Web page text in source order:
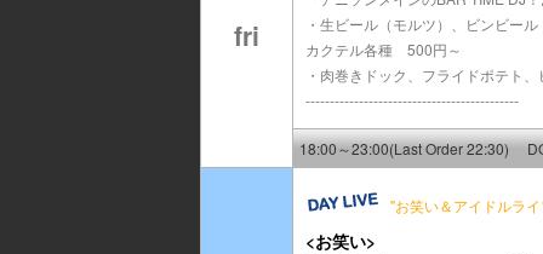
fri
・生ビール（モルツ）、ビンビー
カクテル各種 500円～
・肉巻きドック、フライドポテト
--------------------------------------------
18:00～23:00(Last Order 22:30)
"お笑い＆アイドルラ
<お笑い>